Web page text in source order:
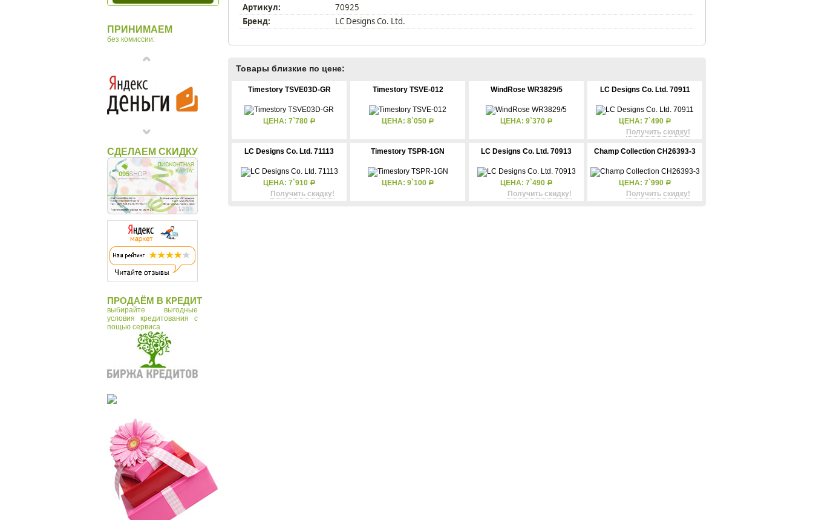
Макей
ПРИНИМАЕМ
без комиссии:
СДЕЛАЕМ СКИДКУ
ПРОДАЁМ В КРЕДИТ
выбирайте выгодные
условия кредитования с
пощью сервиса
Артикул:
70925
Бренд:
LC Designs Co. Ltd.
Товары близкие по цене:
Timestory TSVE03D-GR
ЦЕНА: 7`780 Р
Timestory TSVE-012
ЦЕНА: 8`050 Р
WindRose WR3829/5
ЦЕНА: 9`370 Р
LC Designs Co. Ltd. 70911
ЦЕНА: 7`490 Р
Получить скидку!
LC Designs Co. Ltd. 71113
ЦЕНА: 7`910 Р
Получить скидку!
Timestory TSPR-1GN
ЦЕНА: 9`100 Р
LC Designs Co. Ltd. 70913
ЦЕНА: 7`490 Р
Получить скидку!
Champ Collection CH26393-3
ЦЕНА: 7`990 Р
Получить скидку!